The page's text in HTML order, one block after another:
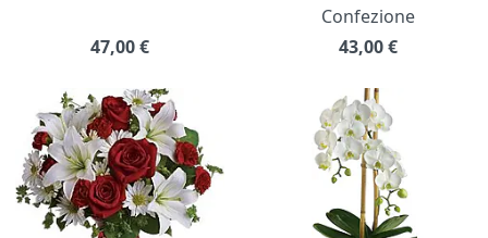
47,00€
Confezione
43,00€